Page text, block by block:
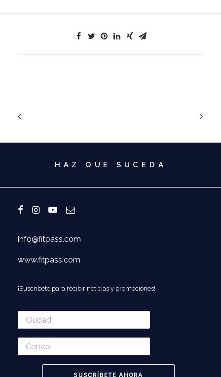
HAZ QUE SUCEDA
info@fitpass.com
www.fitpass.com
¡Suscríbete para recibir noticias y promociones!